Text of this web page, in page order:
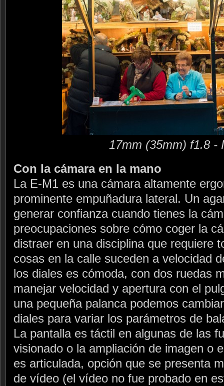
17mm (35mm) f1.8 -
Con la cámara en la mano
La E-M1 es una cámara altamente
prominente empuñadura lateral. Un
generar confianza cuando tienes la
preocupaciones sobre cómo coger la
distraer en una disciplina que requiere
cosas en la calle suceden a velocidad
los diales es cómoda, con dos ruedas
manejar velocidad y apertura con el
una pequeña palanca podemos
diales para variar los parámetros de
La pantalla es táctil en algunas de las
visionado o la ampliación de imagen o
es articulada, opción que se presenta
de vídeo (el vídeo no fue probado en